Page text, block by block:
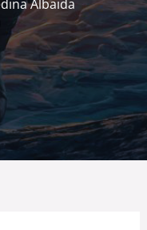
Albaida